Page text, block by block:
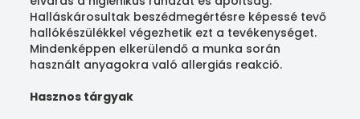
Halláskárosultak beszédmegértésre képessé tevő
hallókészülékkel végezhetik ezt a tevékenységet.
Mindenképpen elkerülendő a munka során
használt anyagokra való allergiás reakció.
Hasznos tárgyak